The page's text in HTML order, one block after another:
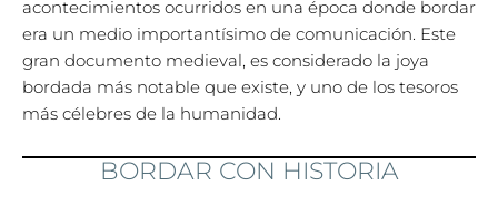
acontecimientos ocurridos en una época donde bordar
era un medio importantísimo de comunicación. Este
gran documento medieval, es considerado la joya
bordada más notable que existe, y uno de los tesoros
más célebres de la humanidad.
BORDAR CON HISTORIA